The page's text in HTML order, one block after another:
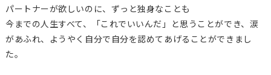
パートナーが欲しいのに、ずっと独身なことも
今までの人生すべて、「これでいいんだ」と思うことができ、涙
があふれ、ようやく自分で自分を認めてあげることができまし
た。